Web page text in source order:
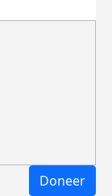
Doneer